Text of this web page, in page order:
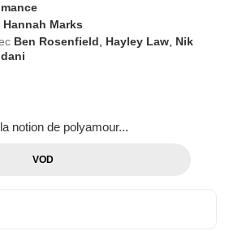
Hannah Marks
Ben Rosenfield Hayley Law Nik
notion de polyamour...
VOD